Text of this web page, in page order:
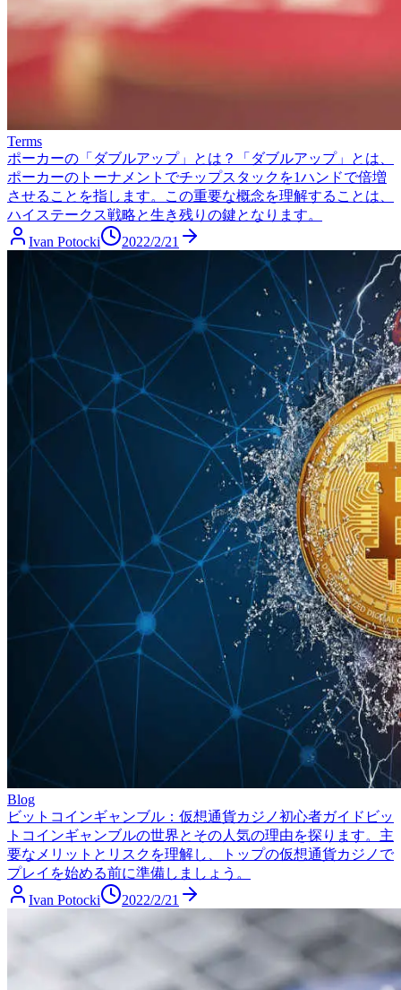
Terms
ポーカーの「ダブルアップ」とは？
「ダブルアップ」とは、
ポーカーのトーナメントでチップスタックを1ハンドで倍増
させることを指します。この重要な概念を理解することは、
ハイステークス戦略と生き残りの鍵となります。
Ivan Potocki
2022/2/21
Blog
ビットコインギャンブル：仮想通貨カジノ初心者ガイド ビッ
トコインギャンブルの世界とその人気の理由を探ります。主
要なメリットとリスクを理解し、トップの仮想通貨カジノで
プレイを始める前に準備しましょう。
Ivan Potocki
2022/2/21